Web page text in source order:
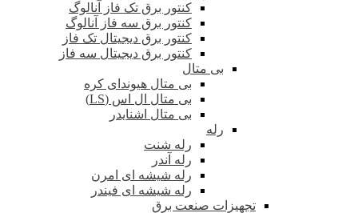
کنتور برق تک فاز آنالوگ
کنتور برق سه فاز آنالوگ
کنتور برق دیجیتال تک فاز
کنتور برق دیجیتال سه فاز
بی متال
بی متال هیوندای کره
بی متال ال اس (LS)
بی متال اشنایدر
رله
رله شنت
رله آندر
رله شیشه ای امرن
رله شیشه ای فیندر
تجهیزات صنعت برق